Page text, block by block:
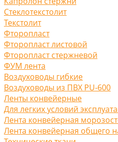
Стеклотекстолит
Текстолит
Фторопласт
Фторопласт листовой
Фторопласт стержневой
ФУМ лента
Воздуховоды гибкие
Воздуховоды из ПВХ PU-600
Ленты конвейерные
Для легких условий
Лента конвейерная
Лента конвейерная общего